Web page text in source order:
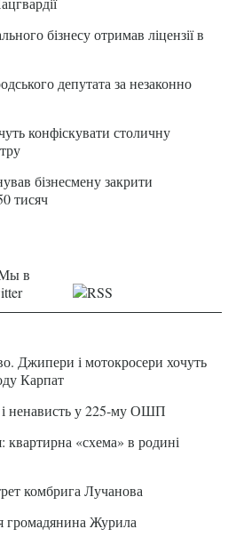
бізнесу отримав ліцензії в
депутата за незаконно
конфіскувати столичну
бізнесмену закрити
тисяч
Джипери і мотокросери хочуть
Карпат
і ненависть у 225-му ОШП
квартирна «схема» в родині
комбрига Лучанова
громадянина Журила